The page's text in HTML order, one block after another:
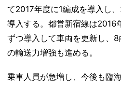
て2017年度に1編成を導入し
導入する。都営新宿線は2016
ずつ導入して車両を更新し、
の輸送力増強も進める。
乗車人員が急増し、今後も臨